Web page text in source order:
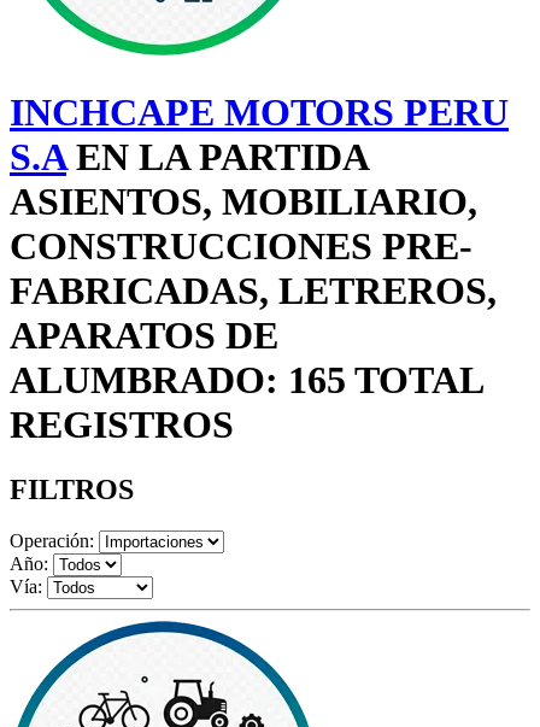
INCHCAPE MOTORS PERU
S.AEN LA PARTIDA
ASIENTOS, MOBILIARIO,
CONSTRUCCIONES PRE-
FABRICADAS, LETREROS,
APARATOS DE
ALUMBRADO: 165 TOTAL
REGISTROS
FILTROS
Operación:
Año:
Vía: